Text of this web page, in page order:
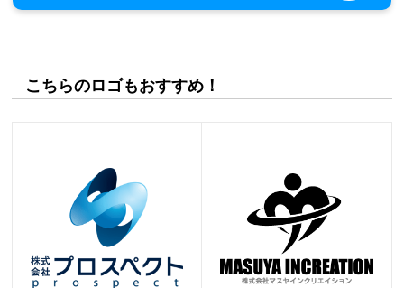
こちらのロゴもおすすめ！